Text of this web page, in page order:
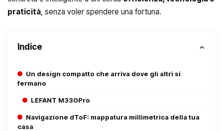
praticità, senza voler spendere una fortuna.
Indice
Un design compatto che arriva dove gli altri si
fermano
LEFANT M330Pro
Navigazione dToF: mappatura millimetrica della tua
casa